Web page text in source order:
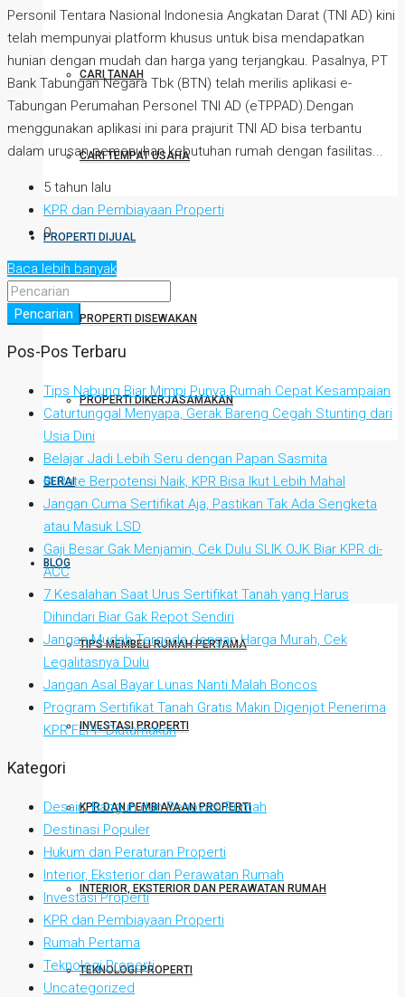
CARI TANAH
CARI TEMPAT USAHA
PROPERTI DIJUAL
PROPERTI DISEWAKAN
PROPERTI DIKERJASAMAKAN
GERAI
BLOG
TIPS MEMBELI RUMAH PERTAMA
INVESTASI PROPERTI
KPR DAN PEMBIAYAAN PROPERTI
INTERIOR, EKSTERIOR DAN PERAWATAN RUMAH
TEKNOLOGI PROPERTI
Personil Tentara Nasional Indonesia Angkatan Darat (TNI AD) kini
telah mempunyai platform khusus untuk bisa mendapatkan
hunian dengan mudah dan harga yang terjangkau. Pasalnya, PT
Bank Tabungan Negara Tbk (BTN) telah merilis aplikasi e-
Tabungan Perumahan Personel TNI AD (eTPPAD).Dengan
menggunakan aplikasi ini para prajurit TNI AD bisa terbantu
dalam urusan pemenuhan kebutuhan rumah dengan fasilitas...
5 tahun lalu
KPR dan Pembiayaan Properti
0
Baca lebih banyak
Pencarian
Pos-Pos Terbaru
Tips Nabung Biar Mimpi Punya Rumah Cepat Kesampaian
Caturtunggal Menyapa, Gerak Bareng Cegah Stunting dari
Usia Dini
Belajar Jadi Lebih Seru dengan Papan Sasmita
BI Rate Berpotensi Naik, KPR Bisa Ikut Lebih Mahal
Jangan Cuma Sertifikat Aja, Pastikan Tak Ada Sengketa
atau Masuk LSD
Gaji Besar Gak Menjamin, Cek Dulu SLIK OJK Biar KPR di-
ACC
7 Kesalahan Saat Urus Sertifikat Tanah yang Harus
Dihindari Biar Gak Repot Sendiri
Jangan Mudah Tergoda dengan Harga Murah, Cek
Legalitasnya Dulu
Jangan Asal Bayar Lunas Nanti Malah Boncos
Program Sertifikat Tanah Gratis Makin Digenjot Penerima
KPR FLPP Diutamakan
Kategori
Desain, Bangun dan Renovasi Rumah
Destinasi Populer
Hukum dan Peraturan Properti
Interior, Eksterior dan Perawatan Rumah
Investasi Properti
KPR dan Pembiayaan Properti
Rumah Pertama
Teknologi Properti
Uncategorized